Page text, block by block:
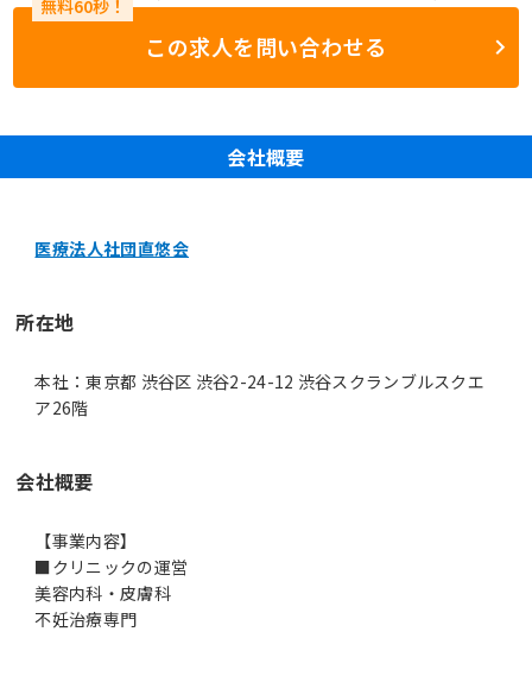
この求人を問い合わせる
会社概要
医療法人社団直悠会
所在地
本社：東京都 渋谷区 渋谷2-24-12 渋谷スクランブルスクエ
ア26階
会社概要
【事業内容】
■クリニックの運営
美容内科・皮膚科